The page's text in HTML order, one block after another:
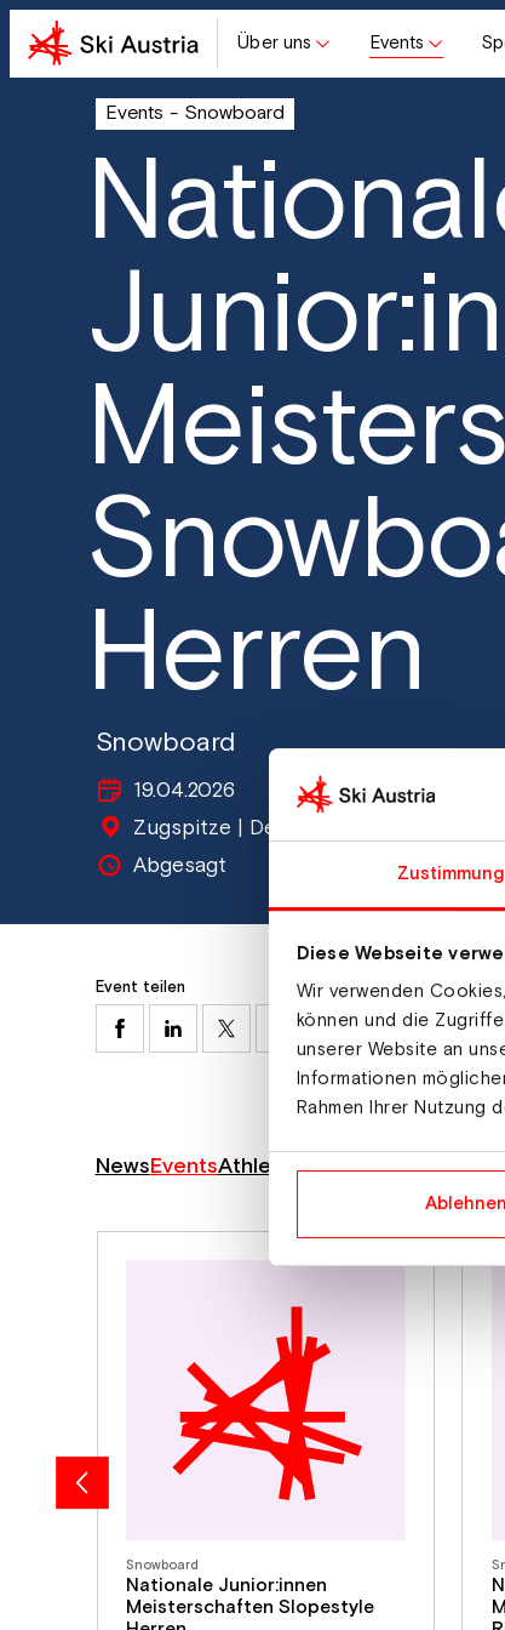
Zustimmung
Diese Webseite
Wir verwenden
können und die
unserer Website an
Informationen
Rahmen Ihrer Nutzung
Ablehnen
Über uns Events
Events Snowboard
Herren
Snowboard
19.04.2026
Zugspitze | Deutschland
Abgesagt
Event teilen
NewsEventsAthlet:innen
Snowboard
Nationale Junior:innen
Meisterschaften Slopestyle